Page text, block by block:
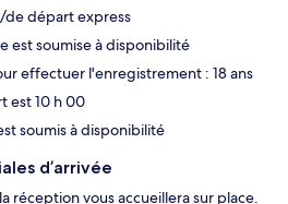
de départ express
est soumise à disponibilité
effectuer l'enregistrement : 18 ans
est 10 h 00
soumis à disponibilité
d’arrivée
réception vous accueillera sur place.